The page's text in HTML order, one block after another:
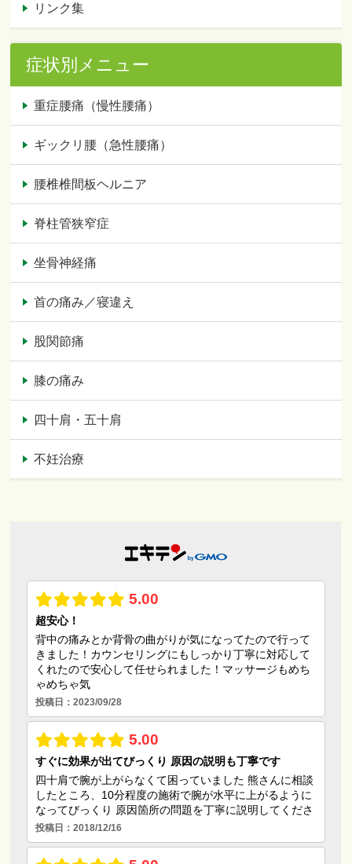
リンク集
症状別メニュー
重症腰痛（慢性腰痛）
ギックリ腰（急性腰痛）
腰椎椎間板ヘルニア
脊柱管狭窄症
坐骨神経痛
首の痛み／寝違え
股関節痛
膝の痛み
四十肩・五十肩
不妊治療